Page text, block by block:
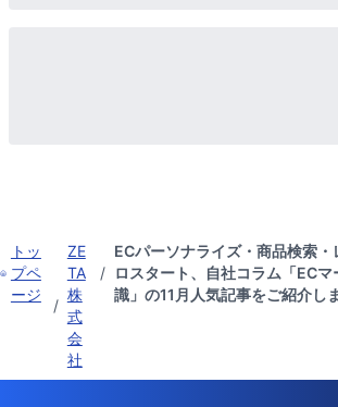
トッ
プペ
ージ
/
ZE
TA
株
式
会
社
/
ECパーソナライズ・商品検索
ロスタート、自社コラム「EC
識」の11月人気記事をご紹介し